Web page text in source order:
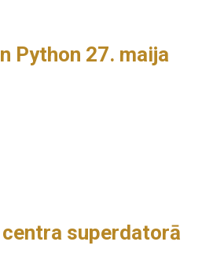
Python 27. maija
superdatorā